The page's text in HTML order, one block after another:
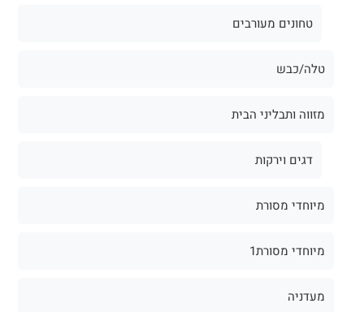
טחונים מעורבים
טלה/כבש
מזווה ותבליני הבית
דגים וירקות
מיוחדי מסורת
מיוחדי מסורת1
מעדניה